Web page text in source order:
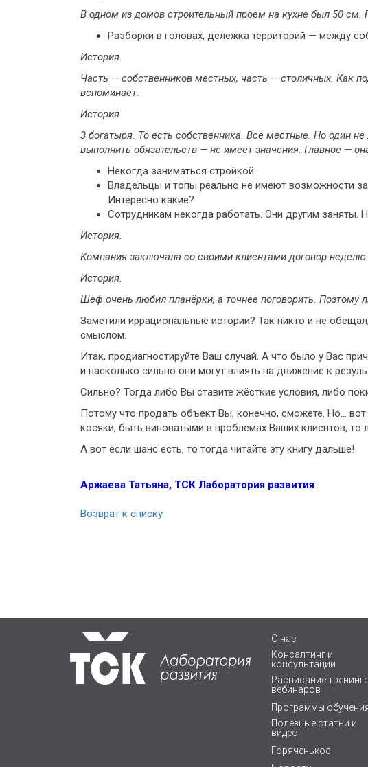
В одном из домов строительный проем на кухне был 50 см.
Разборки в головах, делёжка территорий — между
История.
Часть — собственников местных, часть — столичных. Как
вспоминает.
История.
3 богатыря. То есть собственника. Все местные. Но один
выполнить обязательств — не имеет значения. Главное —
Некогда заниматься стройкой.
Владельцы и топы реально не имеют возможности
Интересно какие?
Сотрудникам некогда работать. Они другим
История.
Компания заключала со своими клиентами договор
История.
Шеф очень любил планёрки, а точнее поговорить.
Заметили иррациональные истории? Так никто и не
смыслом.
Итак, продиагностируйте Ваш случай. А что было у Вас
и насколько сильно они могут влиять на движение к
Сильно? Тогда либо Вы ставите жёсткие условия, либо
Потому что продать объект Вы, конечно, сможете. Но…
косяки, быть виноватыми в проблемах Ваших клиентов, то
А вот если шанс есть, то тогда читайте эту книгу дальше!
Аржаева Татьяна, ТСК Лаборатория развития
Возврат к списку
О нас
Консалтинг и
консультации
Расписание
вебинаров
Программы
Полезные статьи и
видео
Горяченькое